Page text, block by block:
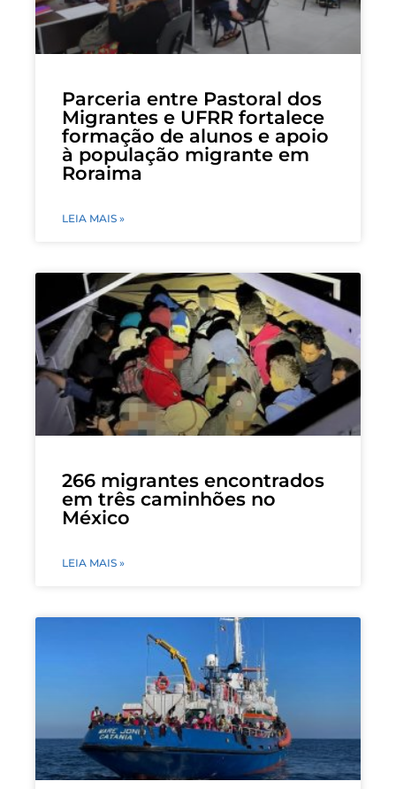
Parceria entre Pastoral dos
Migrantes e UFRR fortalece
formação de alunos e apoio
à população migrante em
Roraima
LEIA MAIS »
266 migrantes encontrados
em três caminhões no
México
LEIA MAIS »